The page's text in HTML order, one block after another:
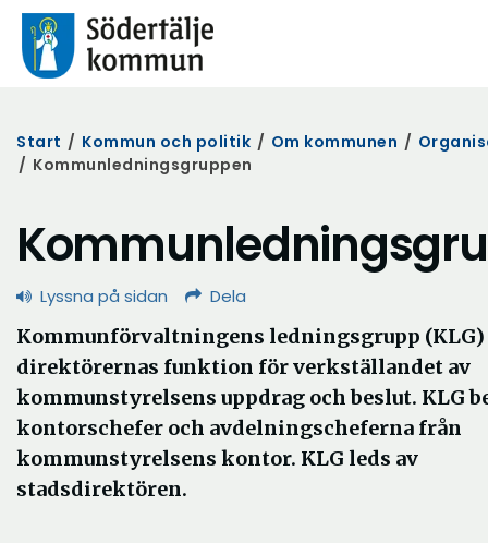
Start / Kommun och politik / Om kommunen /
/ Kommunledningsgruppen
Lyssna på sidan Dela
Kommunförvaltningens ledningsgrupp (KLG)
direktörernas funktion för verkställandet av
kommunstyrelsens uppdrag och beslut. KLG
kontorschefer och avdelningscheferna från
kommunstyrelsens kontor. KLG leds av
stadsdirektören.